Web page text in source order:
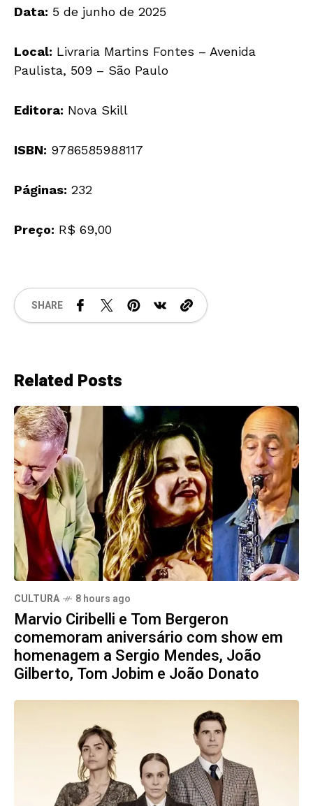
Data: 5 de junho de 2025
Local: Livraria Martins Fontes – Avenida
Paulista, 509 – São Paulo
Editora: Nova Skill
ISBN: 9786585988117
Páginas: 232
Preço: R$ 69,00
SHARE
Related Posts
CULTURA 8 hours ago
Marvio Ciribelli e Tom Bergeron
comemoram aniversário com show em
homenagem a Sergio Mendes, João
Gilberto, Tom Jobim e João Donato